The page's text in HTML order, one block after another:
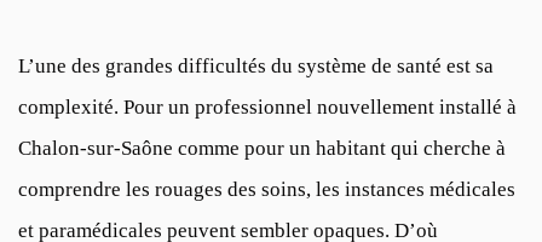
L’une des grandes difficultés du système de santé est sa
complexité. Pour un professionnel nouvellement installé à
Chalon-sur-Saône comme pour un habitant qui cherche à
comprendre les rouages des soins, les instances médicales
et paramédicales peuvent sembler opaques. D’où